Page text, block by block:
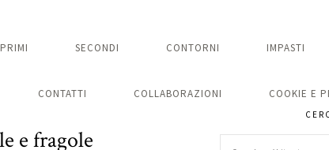
PRIMI SECONDI CONTORNI IMPASTI
CONTATTI COLLABORAZIONI COOKIE E
e fragole